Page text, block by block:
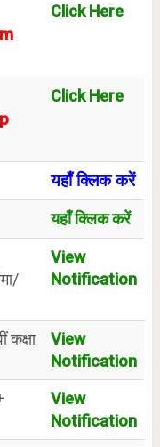
Click Here
Click Here
यहाँ क्लिक करें
यहाँ क्लिक करें
View
Notification
कक्षा
View
Notification
View
Notification